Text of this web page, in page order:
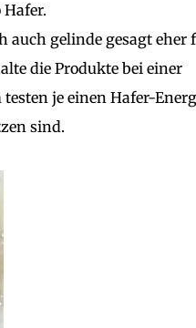
auch gelinde gesagt eher
die Produkte bei einer
je einen Hafer-
sind.